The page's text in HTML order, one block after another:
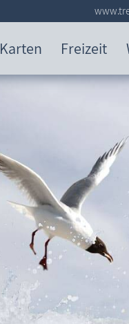
Karten Freizeit